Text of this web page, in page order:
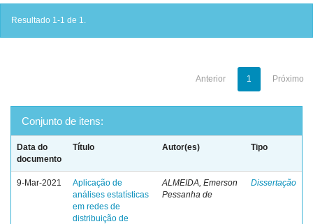
Resultado 1-1 de 1.
Anterior 1 Próximo
Conjunto de itens:
Data do
documento
Título Autor(es) Tipo
9-Mar-2021
Aplicação de
análises estatísticas
em redes de
distribuição de
ALMEIDA, Emerson
Pessanha de
Dissertação